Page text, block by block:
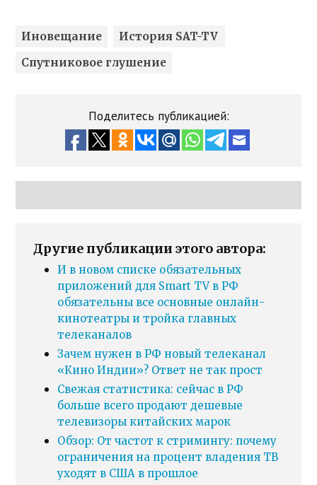
Иновещание
История SAT-TV
Спутниковое глушение
Поделитесь публикацией:
Другие публикации этого автора:
И в новом списке обязательных
приложений для Smart TV в РФ
обязательны все основные онлайн-
кинотеатры и тройка главных
телеканалов
Зачем нужен в РФ новый телеканал
«Кино Индии»? Ответ не так прост
Свежая статистика: сейчас в РФ
больше всего продают дешевые
телевизоры китайских марок
Обзор: От частот к стримингу: почему
ограничения на процент владения ТВ
уходят в США в прошлое